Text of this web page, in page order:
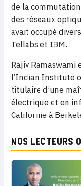
de la
des réseaux
avait occupé
Tellabs et IBM.
Rajiv Ramaswami
l’Indian Institute
titulaire d’une
électrique et en
Californie à
NOS LECTEURS